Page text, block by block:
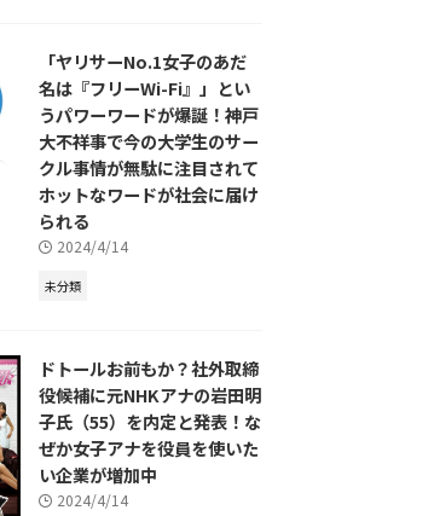
「ヤリサーNo.1女子のあだ
名は『フリーWi-Fi』」とい
うパワーワードが爆誕！神戸
大不祥事で今の大学生のサー
クル事情が無駄に注目されて
ホットなワードが社会に届け
られる
2024/4/14
未分類
ドトールお前もか？社外取締
役候補に元NHKアナの岩田明
子氏（55）を内定と発表！な
ぜか女子アナを役員を使いた
い企業が増加中
2024/4/14